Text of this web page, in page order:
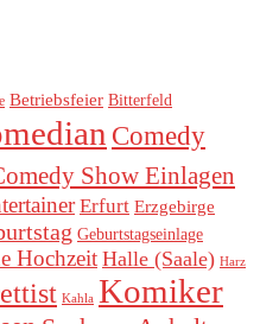
Betriebsfeier Bitterfeld
Comedy
Show Einlagen
Erfurt Erzgebirge
Geburtstagseinlage
HochzeitHalle (Saale) Harz
Kahla Komiker